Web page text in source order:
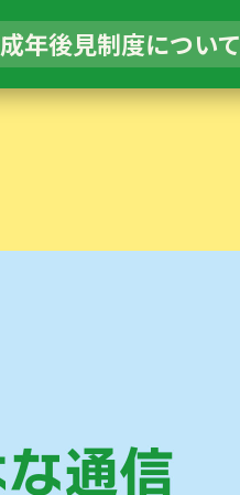
成年後見制度について